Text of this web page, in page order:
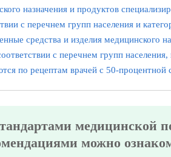
назначения и продуктов
с перечнем групп населения и
средства и изделия медицинского
с перечнем групп
по рецептам врачей с 50-процентной
медицинской
можно